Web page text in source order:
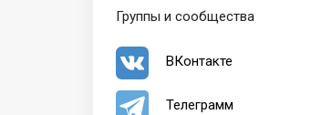
Группы и сообщества
ВКонтакте
Телеграмм